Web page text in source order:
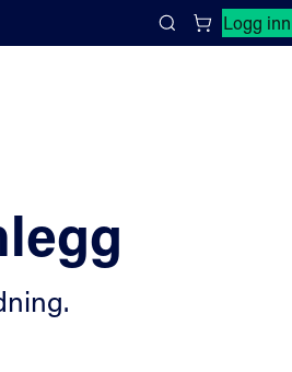
Search
Logg inn
Lukk søkepanel